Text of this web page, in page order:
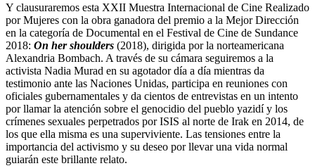
Y clausuraremos esta XXII Muestra Internacional de Cine Realizado
por Mujeres con la obra ganadora del premio a la Mejor Dirección
en la categoría de Documental en el Festival de Cine de Sundance
2018: On her shoulders (2018), dirigida por la norteamericana
Alexandria Bombach. A través de su cámara seguiremos a la
activista Nadia Murad en su agotador día a día mientras da
testimonio ante las Naciones Unidas, participa en reuniones con
oficiales gubernamentales y da cientos de entrevistas en un intento
por llamar la atención sobre el genocidio del pueblo yazidí y los
crímenes sexuales perpetrados por ISIS al norte de Irak en 2014, de
los que ella misma es una superviviente. Las tensiones entre la
importancia del activismo y su deseo por llevar una vida normal
guiarán este brillante relato.